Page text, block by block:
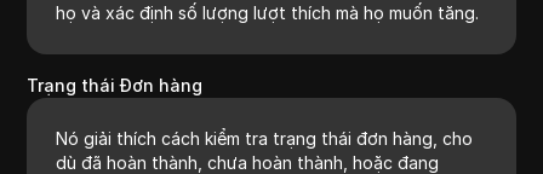
họ và xác định số lượng lượt thích mà họ muốn tăng.
Trạng thái Đơn hàng
Nó giải thích cách kiểm tra trạng thái đơn hàng, cho
dù đã hoàn thành, chưa hoàn thành, hoặc đang